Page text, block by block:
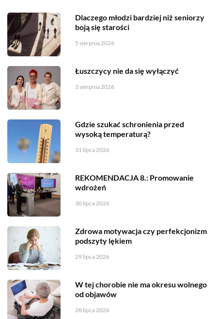
Dlaczego młodzi bardziej niż seniorzy
boją się starości
5 sierpnia 2026
Łuszczycy nie da się wyłączyć
3 sierpnia 2026
Gdzie szukać schronienia przed
wysoką temperaturą?
31 lipca 2026
REKOMENDACJA 8.: Promowanie
wdrożeń
30 lipca 2026
Zdrowa motywacja czy perfekcjonizm
podszyty lękiem
29 lipca 2026
W tej chorobie nie ma okresu wolnego
od objawów
28 lipca 2026